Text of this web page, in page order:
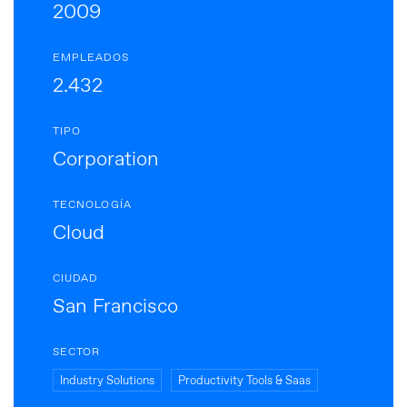
2009
EMPLEADOS
2.432
TIPO
Corporation
TECNOLOGÍA
Cloud
CIUDAD
San Francisco
SECTOR
Industry Solutions Productivity Tools & Saas